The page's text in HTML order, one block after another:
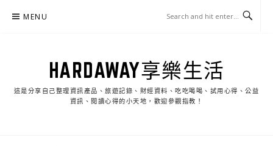
MENU
HARDAWAY享樂生活
這是分享自己整理資訊產品、旅遊記錄、財經資料、吃吃喝喝、試用心得、公益
資訊、閱讀心得的小天地，歡迎參觀指教！